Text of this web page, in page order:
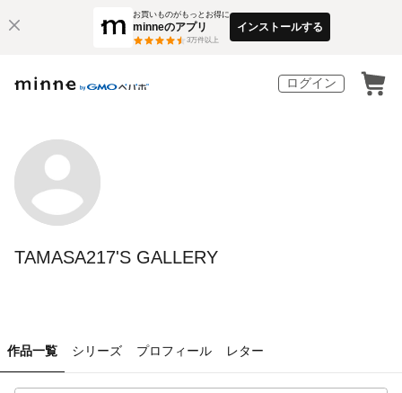
お買いものがもっとお得に
minneのアプリ
3万件以上
インストールする
ログイン
TAMASA217'S GALLERY
作品一覧 シリーズ プロフィール レター